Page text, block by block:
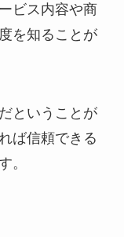
ビス内容や商
を知ることが
ということが
ば信頼できる
。